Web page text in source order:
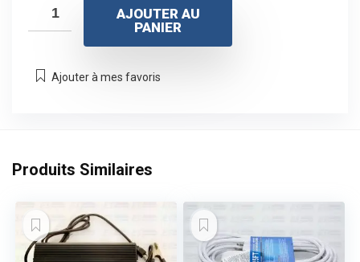
AJOUTER AU
PANIER
Ajouter à mes favoris
Produits Similaires